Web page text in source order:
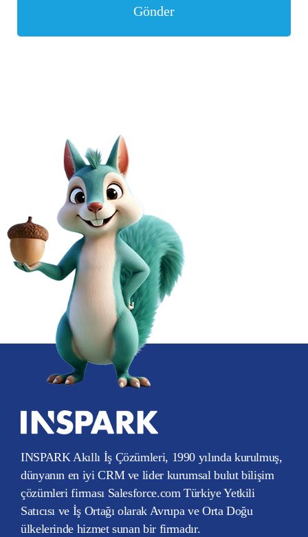
INSPARK Akıllı İş Çözümleri, 1990 yılında kurulmuş,
dünyanın en iyi CRM ve lider kurumsal bulut bilişim
çözümleri firması Salesforce.com Türkiye Yetkili
Satıcısı ve İş Ortağı olarak Avrupa ve Orta Doğu
ülkelerinde hizmet sunan bir firmadır.